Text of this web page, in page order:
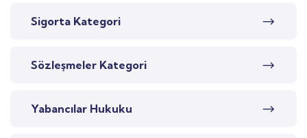
Sigorta Kategori
Sözleşmeler Kategori
Yabancılar Hukuku